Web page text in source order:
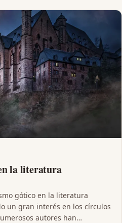
la literatura
gótico en la literatura
un gran interés en los círculos
autores han…